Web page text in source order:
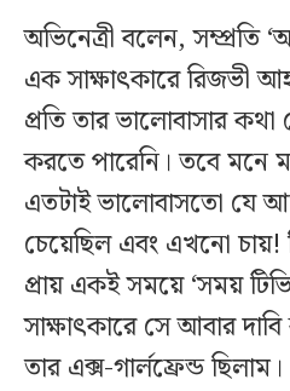
অভিনেত্রী বলেন, সম্প্রতি
এক সাক্ষাৎকারে রিজভী
প্রতি তার ভালোবাসার
করতে পারেনি। তবে মনে
এতটাই ভালোবাসতো যে
চেয়েছিল এবং এখনো চায়!
প্রায় একই সময়ে ‘সময়
সাক্ষাৎকারে সে আবার
তার এক্স-গার্লফ্রেন্ড ছিলাম।